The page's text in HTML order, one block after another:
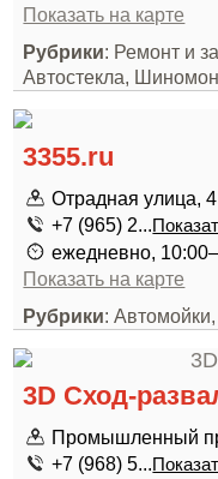
Показать на карте
Рубрики: Ремонт и
Автостекла,
3355.ru
Отрадная улица, 4
+7 (965) 2...
ежедневно,
Показать на карте
Рубрики:
3D Сход-
Промышленный
+7 (968) 5...